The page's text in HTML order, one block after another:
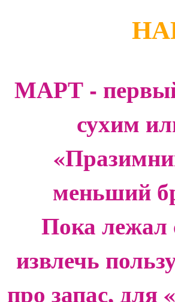
МАРТ - первый
сухим
меньший
Пока лежал
извлечь
про запас, для